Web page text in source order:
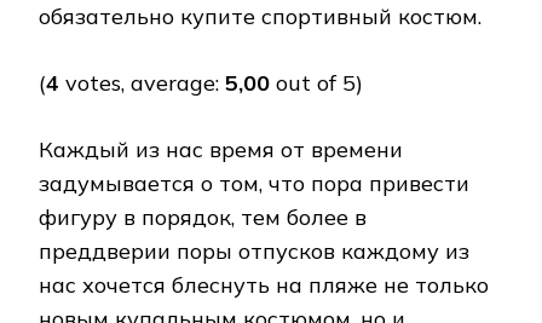
обязательно купите спортивный костюм.
(4 votes, average: 5,00 out of 5)
Каждый из нас время от времени
задумывается о том, что пора привести
фигуру в порядок, тем более в
преддверии поры отпусков каждому из
нас хочется блеснуть на пляже не только